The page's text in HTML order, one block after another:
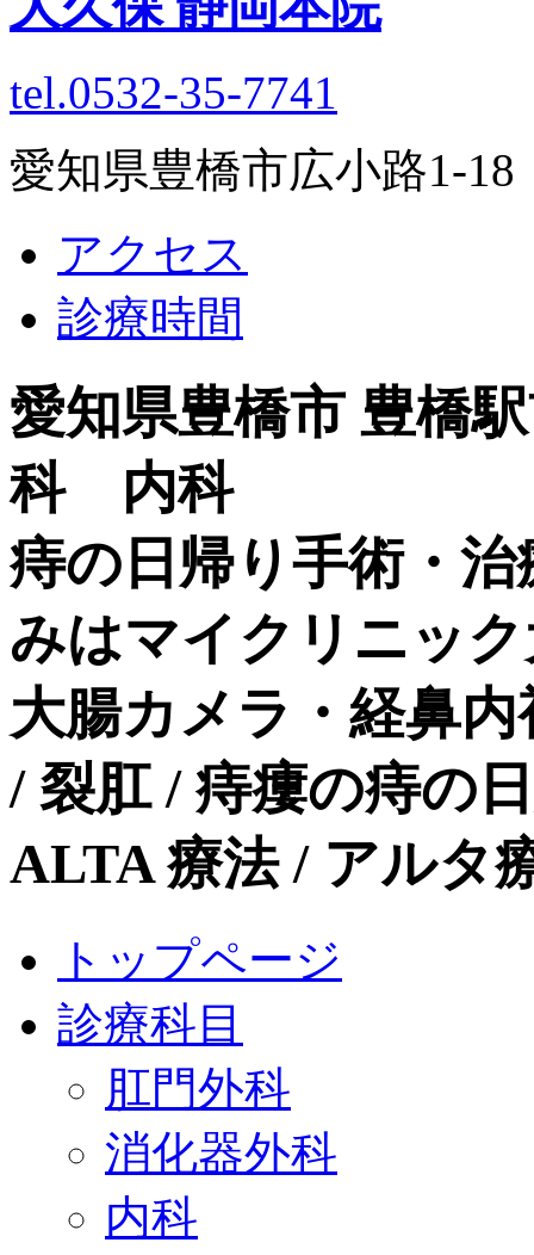
tel.0532-35-7741
愛知県豊橋市広小路1-
アクセス
診療時間
愛知県豊橋市 豊橋
科 内科
痔の日帰り手術・
みはマイクリニッ
大腸カメラ・経鼻
/ 裂肛 / 痔瘻の痔の
ALTA 療法 / アル
トップページ
診療科目
肛門外科
消化器外科
内科